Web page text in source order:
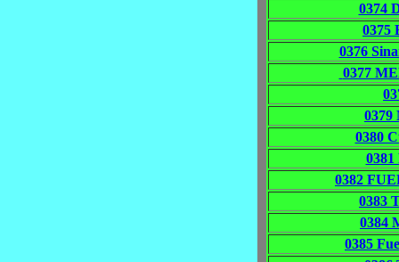
0374
0375
0376
0377
0379
0380
0382
0383
0384
0385